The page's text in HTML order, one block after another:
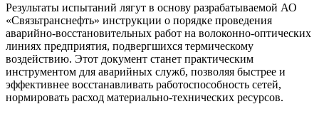
Результаты испытаний лягут в основу разрабатываемой АО
«Связьтранснефть» инструкции о порядке проведения
аварийно-восстановительных работ на волоконно-оптических
линиях предприятия, подвергшихся термическому
воздействию. Этот документ станет практическим
инструментом для аварийных служб, позволяя быстрее и
эффективнее восстанавливать работоспособность сетей,
нормировать расход материально-технических ресурсов.